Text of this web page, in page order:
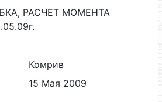
РАСЧЕТ МОМЕНТА
Комрив
15 Мая 2009